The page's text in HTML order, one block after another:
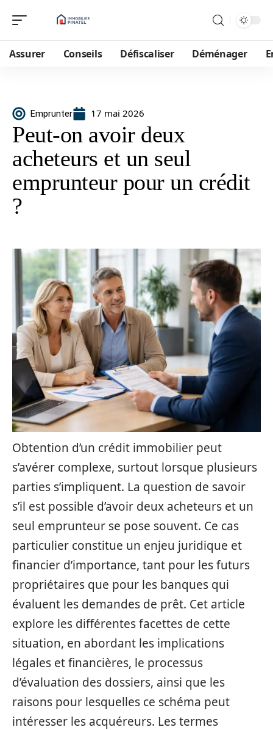
Assurer Conseils Défiscaliser Déménager
Emprunter 17 mai 2026
Peut-on avoir deux
acheteurs et un seul
emprunteur pour un crédit
?
Obtention d’un crédit immobilier peut
s’avérer complexe, surtout lorsque plusieurs
parties s’impliquent. La question de savoir
s’il est possible d’avoir deux acheteurs et un
seul emprunteur se pose souvent. Ce cas
particulier constitue un enjeu juridique et
financier d’importance, tant pour les futurs
propriétaires que pour les banques qui
évaluent les demandes de prêt. Cet article
explore les différentes facettes de cette
situation, en abordant les implications
légales et financières, le processus
d’évaluation des dossiers, ainsi que les
raisons pour lesquelles ce schéma peut
intéresser les acquéreurs. Les termes